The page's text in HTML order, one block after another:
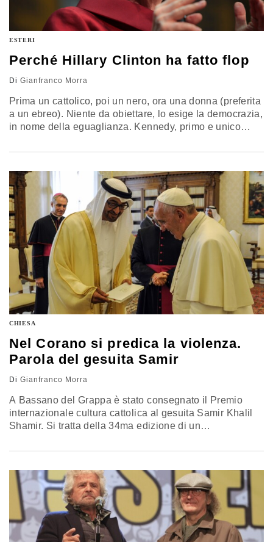
ESTERI
Perché Hillary Clinton ha fatto flop
Di Gianfranco Morra
Prima un cattolico, poi un nero, ora una donna (preferita
a un ebreo). Niente da obiettare, lo esige la democrazia,
in nome della eguaglianza. Kennedy, primo e unico
Fathers, Hillary Clinton sperava di farcela, dopo 44…
CHIESA
Nel Corano si predica la violenza.
Parola del gesuita Samir
Di Gianfranco Morra
A Bassano del Grappa è stato consegnato il Premio
internazionale cultura cattolica al gesuita Samir Khalil
Shamir. Si tratta della 34ma edizione di un
interroga su quei problemi, che Shamir, nato in Egitto e
professore…